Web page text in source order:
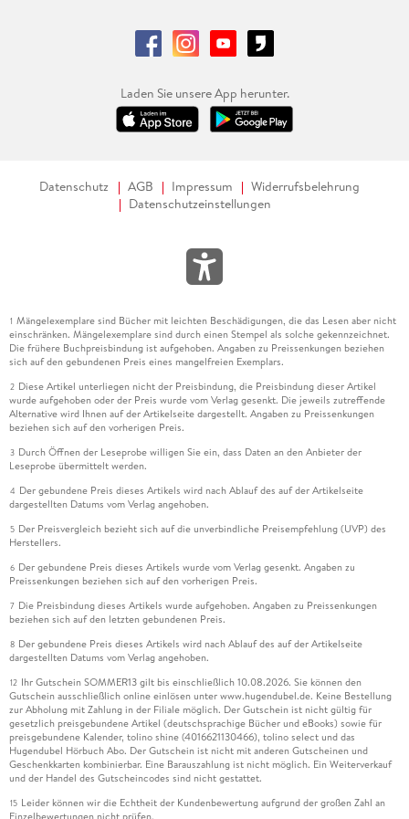
Laden Sie unsere App herunter.
Datenschutz AGB Impressum
Widerrufsbelehrung
Datenschutzeinstellungen
1 Mängelexemplare sind Bücher mit leichten Beschädigungen, die das Lesen aber nicht
einschränken. Mängelexemplare sind durch einen Stempel als solche gekennzeichnet.
Die frühere Buchpreisbindung ist aufgehoben. Angaben zu Preissenkungen beziehen
sich auf den gebundenen Preis eines mangelfreien Exemplars.
2 Diese Artikel unterliegen nicht der Preisbindung, die Preisbindung dieser Artikel
wurde aufgehoben oder der Preis wurde vom Verlag gesenkt. Die jeweils zutreffende
Alternative wird Ihnen auf der Artikelseite dargestellt. Angaben zu Preissenkungen
beziehen sich auf den vorherigen Preis.
3 Durch Öffnen der Leseprobe willigen Sie ein, dass Daten an den Anbieter der
Leseprobe übermittelt werden.
4 Der gebundene Preis dieses Artikels wird nach Ablauf des auf der Artikelseite
dargestellten Datums vom Verlag angehoben.
5 Der Preisvergleich bezieht sich auf die unverbindliche Preisempfehlung (UVP) des
Herstellers.
6 Der gebundene Preis dieses Artikels wurde vom Verlag gesenkt. Angaben zu
Preissenkungen beziehen sich auf den vorherigen Preis.
7 Die Preisbindung dieses Artikels wurde aufgehoben. Angaben zu Preissenkungen
beziehen sich auf den letzten gebundenen Preis.
8 Der gebundene Preis dieses Artikels wird nach Ablauf des auf der Artikelseite
dargestellten Datums vom Verlag angehoben.
12 Ihr Gutschein SOMMER13 gilt bis einschließlich 10.08.2026. Sie können den
Gutschein ausschließlich online einlösen unter www.hugendubel.de. Keine Bestellung
zur Abholung mit Zahlung in der Filiale möglich. Der Gutschein ist nicht gültig für
gesetzlich preisgebundene Artikel (deutschsprachige Bücher und eBooks) sowie für
preisgebundene Kalender, tolino shine (4016621130466), tolino select und das
Hugendubel Hörbuch Abo. Der Gutschein ist nicht mit anderen Gutscheinen und
Geschenkkarten kombinierbar. Eine Barauszahlung ist nicht möglich. Ein Weiterverkauf
und der Handel des Gutscheincodes sind nicht gestattet.
15 Leider können wir die Echtheit der Kundenbewertung aufgrund der großen Zahl an